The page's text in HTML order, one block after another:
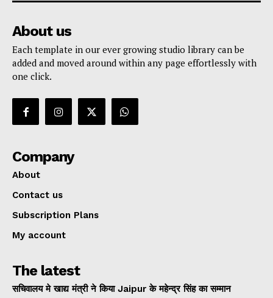
About us
Each template in our ever growing studio library can be
added and moved around within any page effortlessly with
one click.
Company
About
Contact us
Subscription Plans
My account
The latest
सचिवालय मे खाद्य मंत्री ने किया Jaipur के महेन्द्र सिंह का सम्मान